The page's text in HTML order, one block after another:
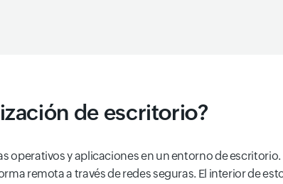
de escritorio?
operativos y aplicaciones en un entorno de escritorio.
remota a través de redes seguras. El interior de